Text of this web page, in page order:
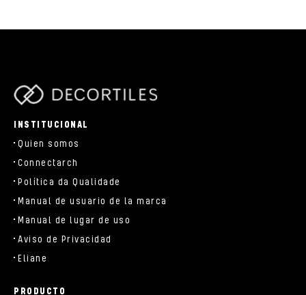
INSTITUCIONAL
Quien somos
Connectarch
Política da Qualidade
Manual de usuario de la marca
Manual de lugar de uso
Aviso de Privacidad
Eliane
PRODUCTO